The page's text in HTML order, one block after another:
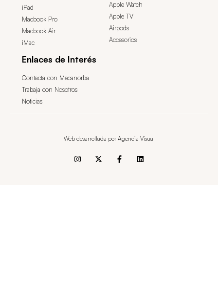
iPad
Macbook Pro
Macbook Air
iMac
Apple Watch
Apple TV
Airpods
Accesorios
Enlaces de Interés
Contacta con Mecanorba
Trabaja con Nosotros
Noticias
Web desarrollada por Agencia Visual